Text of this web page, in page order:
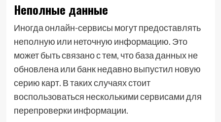
Неполные данные
Иногда онлайн-сервисы могут предоставлять
неполную или неточную информацию. Это
может быть связано с тем, что база данных не
обновлена или банк недавно выпустил новую
серию карт. В таких случаях стоит
воспользоваться несколькими сервисами для
перепроверки информации.